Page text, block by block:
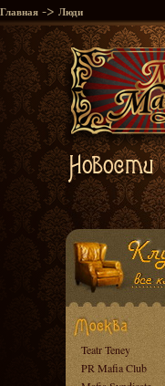
Главная -> Люди
Teatr Teney
PR Mafia Club